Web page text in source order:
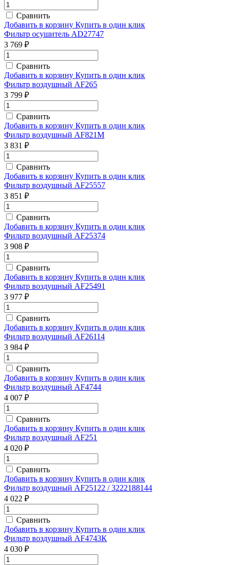
Сравнить
Добавить в корзину Купить в один клик
Фильтр осушитель AD27747
3 769 ₽
Сравнить
Добавить в корзину Купить в один клик
Фильтр воздушный AF265
3 799 ₽
Сравнить
Добавить в корзину Купить в один клик
Фильтр воздушный AF821M
3 831 ₽
Сравнить
Добавить в корзину Купить в один клик
Фильтр воздушный AF25557
3 851 ₽
Сравнить
Добавить в корзину Купить в один клик
Фильтр воздушный AF25374
3 908 ₽
Сравнить
Добавить в корзину Купить в один клик
Фильтр воздушный AF25491
3 977 ₽
Сравнить
Добавить в корзину Купить в один клик
Фильтр воздушный AF26114
3 984 ₽
Сравнить
Добавить в корзину Купить в один клик
Фильтр воздушный AF4744
4 007 ₽
Сравнить
Добавить в корзину Купить в один клик
Фильтр воздушный AF251
4 020 ₽
Сравнить
Добавить в корзину Купить в один клик
Фильтр воздушный AF25122 / 3222188144
4 022 ₽
Сравнить
Добавить в корзину Купить в один клик
Фильтр воздушный AF4743К
4 030 ₽